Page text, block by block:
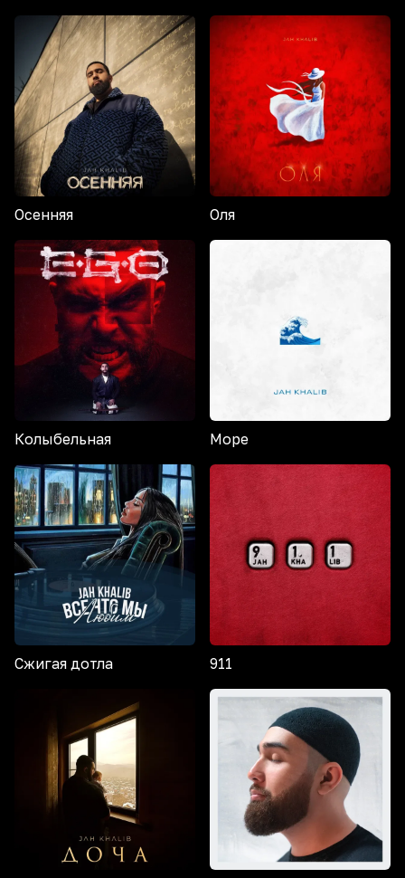
Осенняя Оля
Колыбельная Море
Сжигая дотла 911